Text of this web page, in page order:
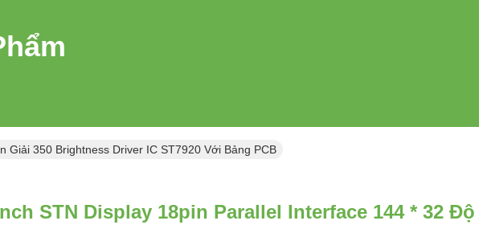
Giải 350 Brightness Driver IC ST7920 Với Bảng PCB
STN Display 18pin Parallel Interface 144 * 32 Độ